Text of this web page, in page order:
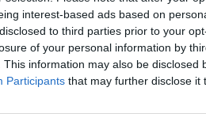
interest-based ads based on
to third parties prior to your
of your personal information by
This information may also be disclosed
Participants that may further disclose it